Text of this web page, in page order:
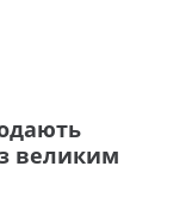
великим